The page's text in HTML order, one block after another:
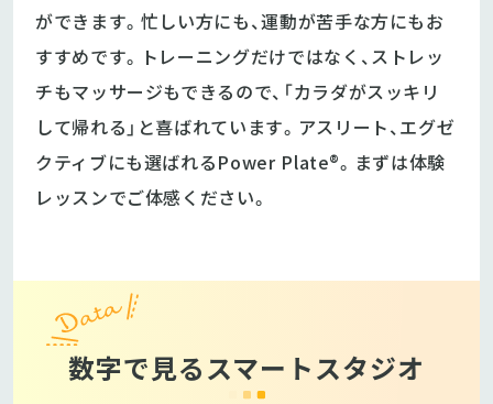
ができます。忙しい方にも、運動が苦手な方にもお
すすめです。トレーニングだけではなく、ストレッ
チもマッサージもできるので、「カラダがスッキリ
して帰れる」と喜ばれています。アスリート、エグゼ
クティブにも選ばれるPower Plate®。まずは体験
レッスンでご体感ください。
数字で見るスマートスタジオ